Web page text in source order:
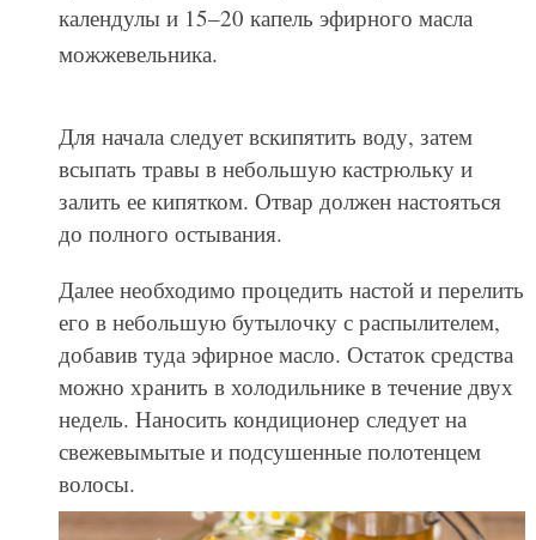
календулы и 15–20 капель эфирного масла
можжевельника.
Для начала следует вскипятить воду, затем
всыпать травы в небольшую кастрюльку и
залить ее кипятком. Отвар должен настояться
до полного остывания.
Далее необходимо процедить настой и перелить
его в небольшую бутылочку с распылителем,
добавив туда эфирное масло. Остаток средства
можно хранить в холодильнике в течение двух
недель. Наносить кондиционер следует на
свежевымытые и подсушенные полотенцем
волосы.